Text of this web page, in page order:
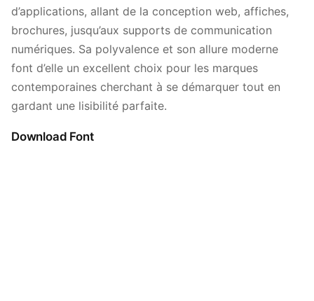
d’applications, allant de la conception web, affiches,
brochures, jusqu’aux supports de communication
numériques. Sa polyvalence et son allure moderne
font d’elle un excellent choix pour les marques
contemporaines cherchant à se démarquer tout en
gardant une lisibilité parfaite.
Download Font